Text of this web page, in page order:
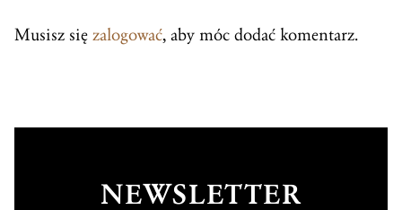
Musisz się zalogować, aby móc dodać komentarz.
NEWSLETTER